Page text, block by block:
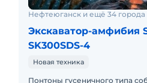
Нефтеюганск и ещё 34 города
Экскаватор-амфибия
SK300SDS-4
Новая техника
Понтоны гусеничного типа